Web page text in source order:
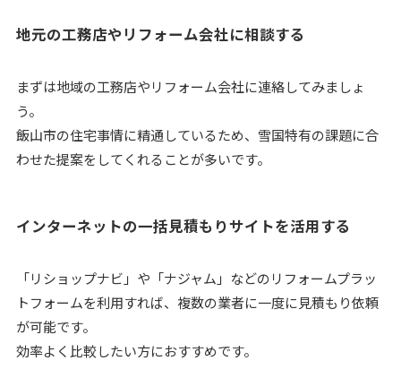
地元の工務店やリフォーム会社に相談する
まずは地域の工務店やリフォーム会社に連絡してみましょ
う。
飯山市の住宅事情に精通しているため、雪国特有の課題に合
わせた提案をしてくれることが多いです。
インターネットの一括見積もりサイトを活用する
「リショップナビ」や「ナジャム」などのリフォームプラッ
トフォームを利用すれば、複数の業者に一度に見積もり依頼
が可能です。
効率よく比較したい方におすすめです。